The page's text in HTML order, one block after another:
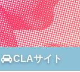
CLAサイト